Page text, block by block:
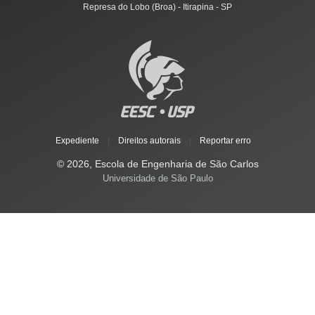
Represa do Lobo (Broa) - Itirapina - SP
Expediente Direitos autorais Reportar erro
© 2026, Escola de Engenharia de São Carlos
Universidade de São Paulo